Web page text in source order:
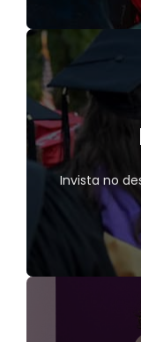
Cultura
Shows;
Eventos;
Teatros;
Bancas;
Invista no